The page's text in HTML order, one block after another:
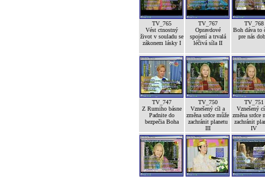
TV_765
Vést ctnostný
život v souladu se
zákonem lásky I
TV_767
Opravdové
spojení a trvalá
léčivá síla II
TV_768
Boh dáva to
pre nás
TV_747
Z Rumiho básne
Padnite do
bezpečia Boha
TV_750
Vznešený cíl a
změna srdce může
zachránit planetu
III
TV_751
Vznešený
změna srdce
zachránit
IV